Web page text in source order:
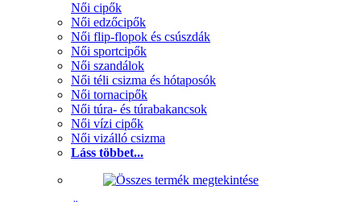
Női cipők
Női edzőcipők
Női flip-flopok és csúszdák
Női sportcipők
Női szandálok
Női téli csizma és hótaposók
Női tornacipők
Női túra- és túrabakancsok
Női vízi cipők
Női vizálló csizma
Láss többet...